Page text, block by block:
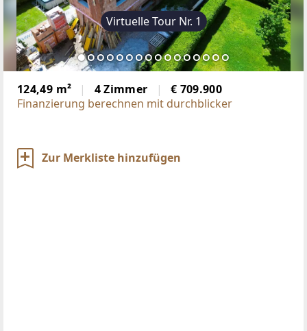
Virtuelle Tour Nr. 1
124,49 m² 4 Zimmer
€ 709.900
Finanzierung berechnen mit durchblicker
Zur Merkliste hinzufügen